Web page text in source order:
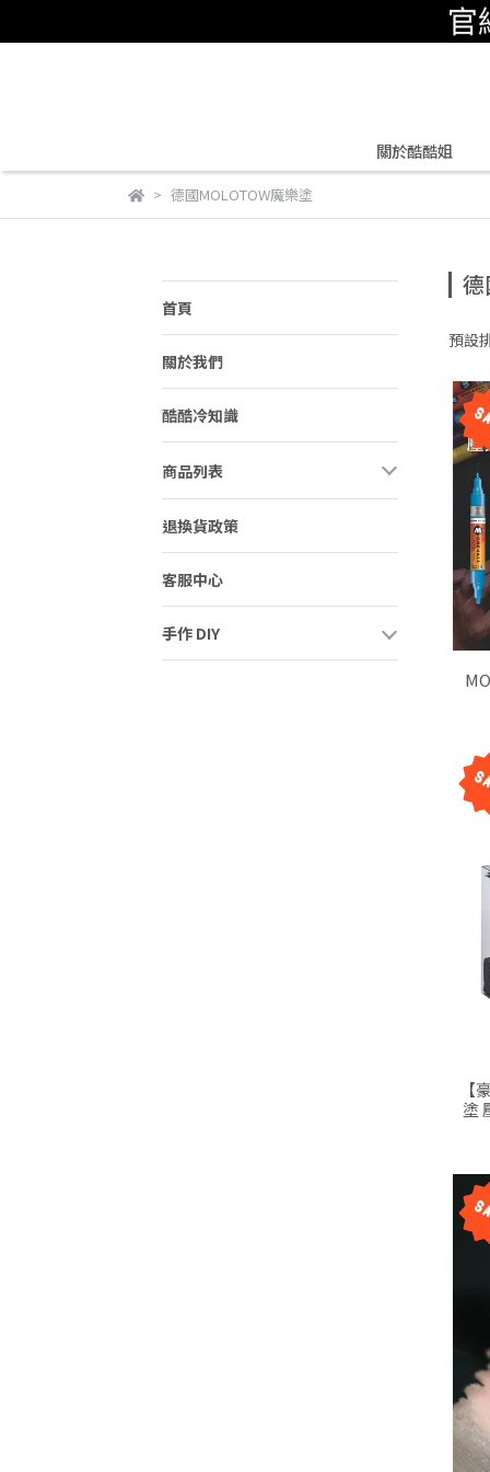
關於酷酷姐
德國MOLOTOW魔樂塗
首頁
關於我們
酷酷冷知識
商品列表
退換貨政策
客服中心
手作 DIY
德
預設
【
塗